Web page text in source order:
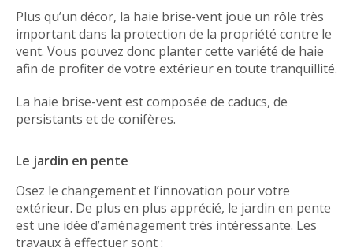
Plus qu’un décor, la haie brise-vent joue un rôle très
important dans la protection de la propriété contre le
vent. Vous pouvez donc planter cette variété de haie
afin de profiter de votre extérieur en toute tranquillité.
La haie brise-vent est composée de caducs, de
persistants et de conifères.
Le jardin en pente
Osez le changement et l’innovation pour votre
extérieur. De plus en plus apprécié, le jardin en pente
est une idée d’aménagement très intéressante. Les
travaux à effectuer sont :